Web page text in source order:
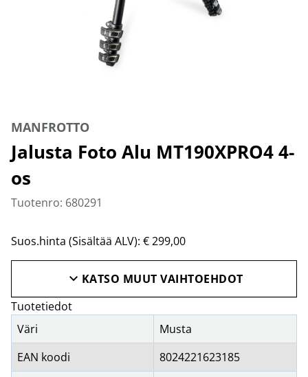
MANFROTTO
Jalusta Foto Alu MT190XPRO4 4-
os
Tuotenro: 680291
Suos.hinta (Sisältää ALV): € 299,00
KATSO MUUT VAIHTOEHDOT
Tuotetiedot
Väri
Musta
EAN koodi
8024221623185